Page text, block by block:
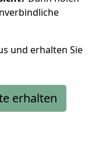
und erhalten Sie
erhalten